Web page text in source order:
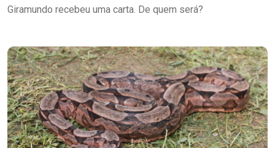
Giramundo recebeu uma carta. De quem será?